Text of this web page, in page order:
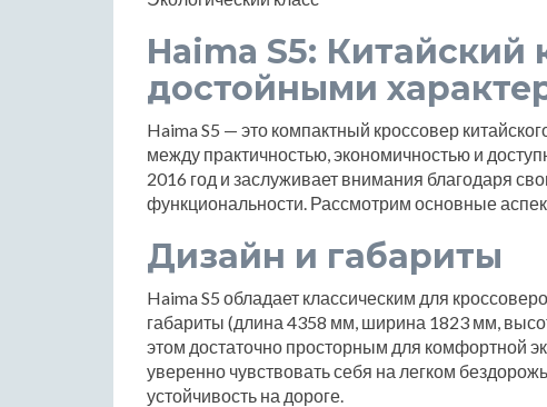
Haima S5: Китайский
достойными
Haima S5 — это компактный кроссовер
между практичностью, экономичностью и
2016 год и заслуживает внимания благодаря
функциональности. Рассмотрим основные
Дизайн и габариты
Haima S5 обладает классическим для
габариты (длина 4358 мм, ширина 1823 мм,
этом достаточно просторным для комфортной
уверенно чувствовать себя на легком
устойчивость на дороге.